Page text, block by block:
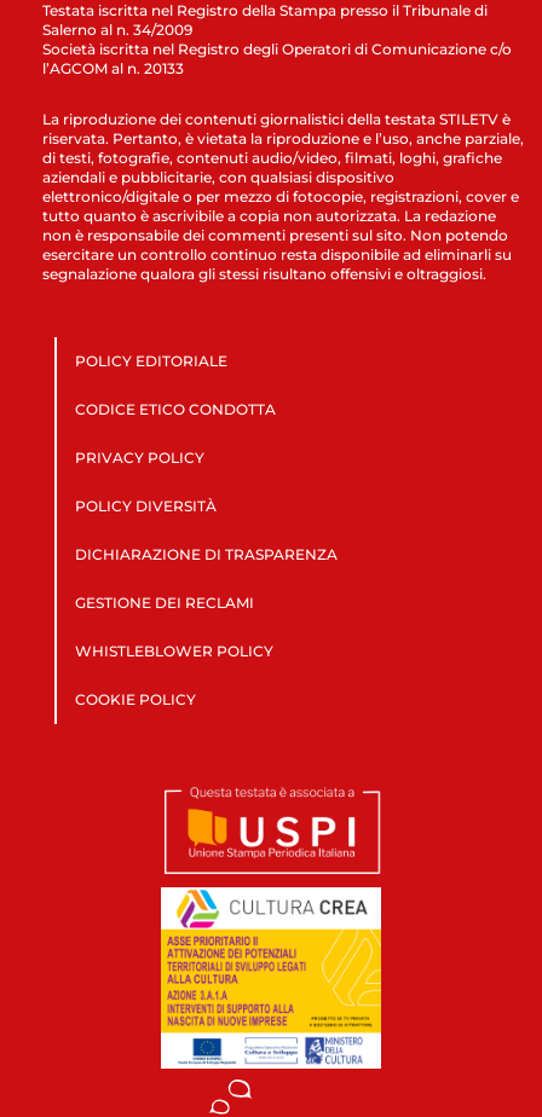
Testata iscritta nel Registro della Stampa presso il Tribunale di
Salerno al n. 34/2009
Società iscritta nel Registro degli Operatori di Comunicazione c/o
l’AGCOM al n. 20133
La riproduzione dei contenuti giornalistici della testata STILETV è
riservata. Pertanto, è vietata la riproduzione e l’uso, anche parziale,
di testi, fotografie, contenuti audio/video, filmati, loghi, grafiche
aziendali e pubblicitarie, con qualsiasi dispositivo
elettronico/digitale o per mezzo di fotocopie, registrazioni, cover e
tutto quanto è ascrivibile a copia non autorizzata. La redazione
non è responsabile dei commenti presenti sul sito. Non potendo
esercitare un controllo continuo resta disponibile ad eliminarli su
segnalazione qualora gli stessi risultano offensivi e oltraggiosi.
POLICY EDITORIALE
CODICE ETICO CONDOTTA
PRIVACY POLICY
POLICY DIVERSITÀ
DICHIARAZIONE DI TRASPARENZA
GESTIONE DEI RECLAMI
WHISTLEBLOWER POLICY
COOKIE POLICY